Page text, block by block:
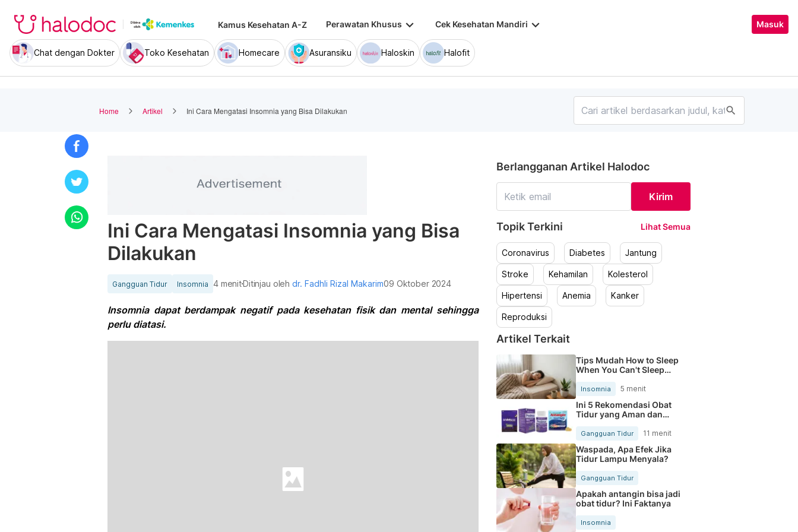
Kamus Kesehatan A-Z Perawatan Khusus keyboard_arrow_down Cek Kesehatan Mandiri keyboard_arrow_down Masuk
Chat dengan Dokter Toko Kesehatan Homecare Asuransiku Haloskin Halofit
Home Artikel Ini Cara Mengatasi Insomnia yang Bisa Dilakukan search
Ini Cara Mengatasi Insomnia yang Bisa
Dilakukan
Gangguan Tidur Insomnia 4 menitDitinjau olehdr. Fadhli Rizal Makarim09 Oktober 2024
Insomnia dapat berdampak negatif pada kesehatan fisik dan mental sehingga
perlu diatasi.
Berlangganan Artikel Halodoc
Kirim
Topik Terkini Lihat Semua
Coronavirus Diabetes Jantung
Stroke Kehamilan Kolesterol
Hipertensi Anemia Kanker
Reproduksi
Artikel Terkait
Tips Mudah How to Sleep
When You Can't Sleep
Insomnia 5 menit
Ini 5 Rekomendasi Obat
Tidur yang Aman dan
Insomnia
Gangguan Tidur 11 menit
Waspada, Apa Efek Jika
Tidur Lampu Menyala?
Gangguan Tidur
Apakah antangin bisa jadi
obat tidur? Ini Faktanya
Insomnia